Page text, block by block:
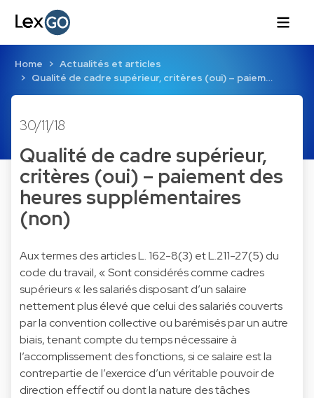
Home
Actualités et articles
Qualité de cadre supérieur, critères (oui) – paiem…
30/11/18
Qualité de cadre supérieur,
critères (oui) – paiement des
heures supplémentaires
(non)
Aux termes des articles L. 162-8(3) et L.211-27(5) du
code du travail, « Sont considérés comme cadres
supérieurs « les salariés disposant d’un salaire
nettement plus élevé que celui des salariés couverts
par la convention collective ou barémisés par un autre
biais, tenant compte du temps nécessaire à
l’accomplissement des fonctions, si ce salaire est la
contrepartie de l’exercice d’un véritable pouvoir de
direction effectif ou dont la nature des tâches